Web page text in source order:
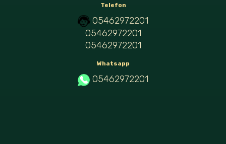
Telefon
05462972201
05462972201
05462972201
Whatsapp
05462972201